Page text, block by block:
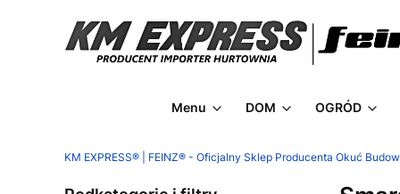
Menu DOM OGRÓD
KM EXPRESS® | FEINZ® - Oficjalny Sklep Producenta Okuć